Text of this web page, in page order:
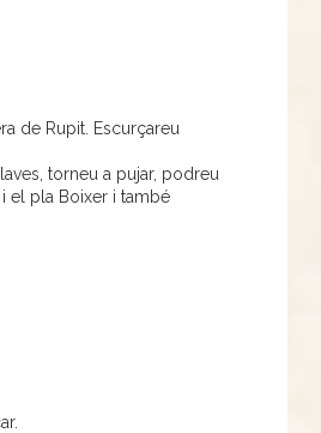
de Rupit. Escurçareu
torneu a pujar, podreu
el pla Boixer i també